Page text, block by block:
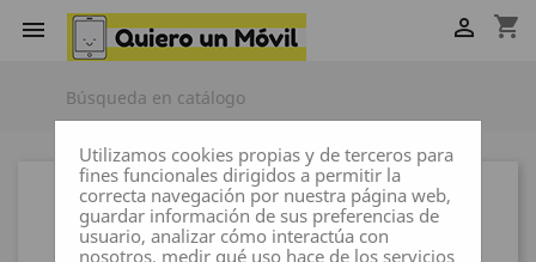
 shopping_cart

Utilizamos cookies propias y de terceros para
fines funcionales dirigidos a permitir la
correcta navegación por nuestra página web,
guardar información de sus preferencias de
usuario, analizar cómo interactúa con
nosotros, medir qué uso hace de los servicios